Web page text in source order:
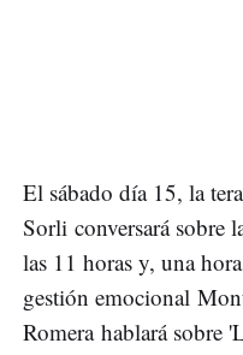
El sábado día 15, la
Sorli conversará sobre
las 11 horas y, una
gestión emocional
Romera hablará sobre